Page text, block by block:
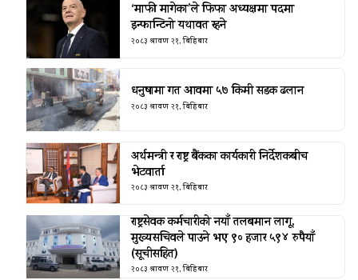
‘माफी मागेका’ले फिफा अध्यक्षमा पदमा
इन्फान्टिनो यथावत रहने
२०८३ श्रावण २१, बिहिबार
धनुषामा गत आवमा ५७ किमी सडक ढलान
२०८३ श्रावण २१, बिहिबार
अर्थमन्त्री र राष्ट्र बैंकका कार्यकारी निर्देशकबीच
भेटवार्ता
२०८३ श्रावण २१, बिहिबार
राष्ट्रसेवक कर्मचारीको नयाँ तलबमान लागू,
मुख्यसचिवले पाउने भए ९० हजार ५९४ रुपैयाँ
(सूचीसहित)
२०८३ श्रावण २१, बिहिबार